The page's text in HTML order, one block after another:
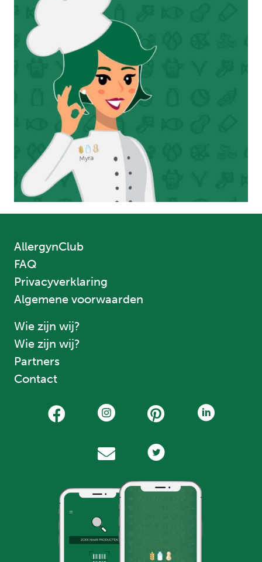
AllergynClub
FAQ
Privacyverklaring
Algemene voorwaarden
Wie zijn wij?
Wie zijn wij?
Partners
Contact